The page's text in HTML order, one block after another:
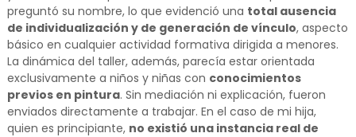
preguntó su nombre, lo que evidenció una total ausencia
de individualización y de generación de vínculo, aspecto
básico en cualquier actividad formativa dirigida a menores.
La dinámica del taller, además, parecía estar orientada
exclusivamente a niños y niñas con conocimientos
previos en pintura. Sin mediación ni explicación, fueron
enviados directamente a trabajar. En el caso de mi hija,
quien es principiante, no existió una instancia real de